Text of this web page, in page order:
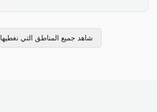
شاهد جميع المناطق التي نغطيها